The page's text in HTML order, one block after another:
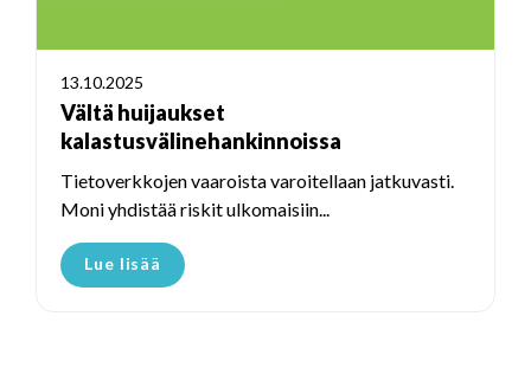
13.10.2025
Vältä huijaukset
kalastusvälinehankinnoissa
Tietoverkkojen vaaroista varoitellaan jatkuvasti.
Moni yhdistää riskit ulkomaisiin...
Lue lisää